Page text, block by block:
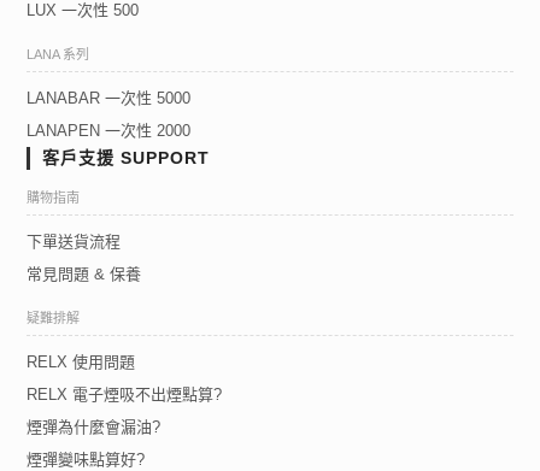
LUX 一次性 500
LANA 系列
LANABAR 一次性 5000
LANAPEN 一次性 2000
客戶支援 SUPPORT
購物指南
下單送貨流程
常見問題 & 保養
疑難排解
RELX 使用問題
RELX 電子煙吸不出煙點算?
煙彈為什麼會漏油?
煙彈變味點算好?